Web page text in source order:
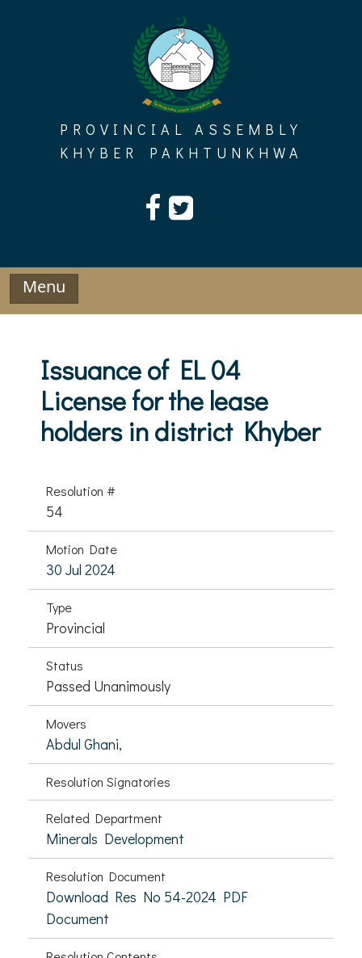
PROVINCIAL ASSEMBLY
KHYBER PAKHTUNKHWA
Menu
Issuance of EL 04
License for the lease
holders in district Khyber
Resolution #
54
Motion Date
30 Jul 2024
Type
Provincial
Status
Passed Unanimously
Movers
Abdul Ghani,
Resolution Signatories
Related Department
Minerals Development
Resolution Document
Download Res No 54-2024 PDF
Document